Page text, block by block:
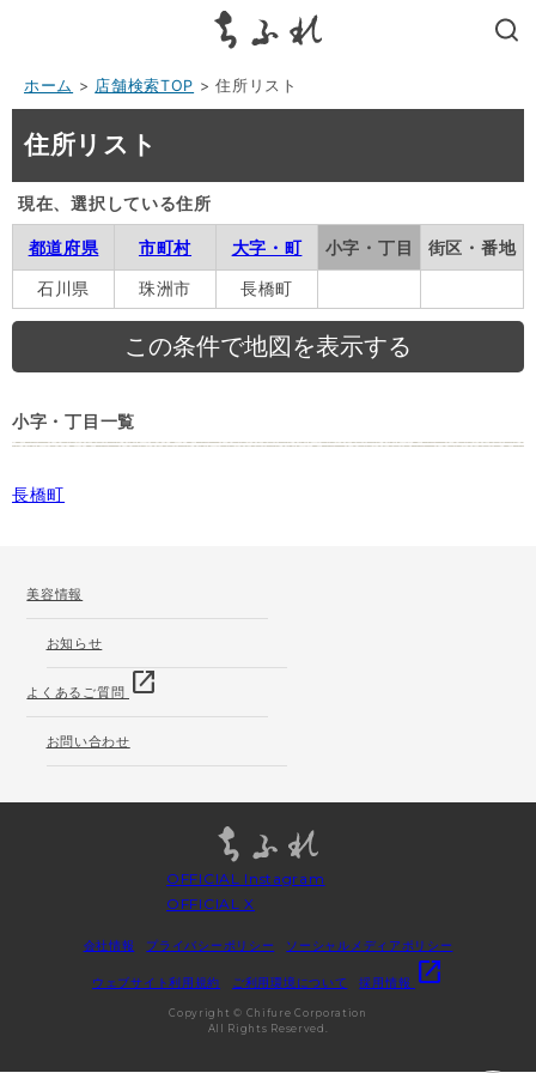
ホーム > 店舗検索TOP > 住所リスト
住所リスト
現在、選択している住所
都道府県 市町村 大字・町 小字・丁目
街区・番地
石川県
珠洲市 長橋町
小字・丁目一覧
長橋町
美容情報
お知らせ
よくあるご質問 open_in_new
お問い合わせ
OFFICIAL Instagram
OFFICIAL X
会社情報 プライバシーポリシー ソーシャルメディアポリシー
ウェブサイト利用規約 ご利用環境について 採用情報 open_in_new
Copyright © Chifure Corporation
All Rights Reserved.